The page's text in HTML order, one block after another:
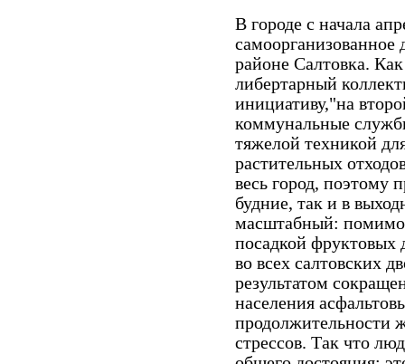
В городе с начала
самоорганизованное
районе Салтовка.
либертарный
инициативу,"на
коммунальные
тяжелой техникой
растительных
весь город, поэтому
будние, так и в
масштабный: помимо
посадкой фруктовых
во всех салтовских
результатом
населения
продолжительности
стрессов. Так что